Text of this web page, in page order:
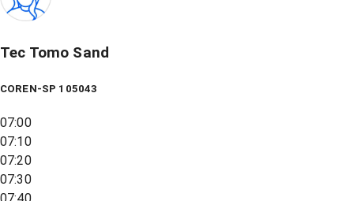
Tec Tomo Sand
COREN-SP 105043
07:00
07:10
07:20
07:30